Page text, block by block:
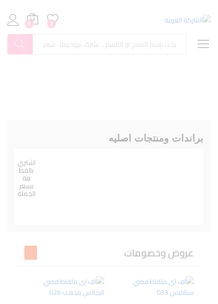
0
0
براندات ومنتجات اصليه
اشتري
بالقط
عة
بسعر
الجملة
TRESemme
Neutrogena
LA ROCHE-
POSAY
DR-RASHEL
عروض وخصومات